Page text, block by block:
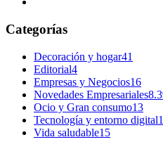
Categorías
Decoración y hogar41
Editorial4
Empresas y Negocios16
Novedades Empresariales
Ocio y Gran consumo13
Tecnología y entorno digital
Vida saludable15